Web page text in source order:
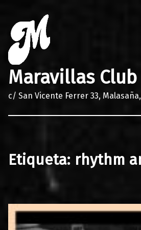
Maravillas Club
c/ San Vicente Ferrer 33,
Etiqueta: rhythm